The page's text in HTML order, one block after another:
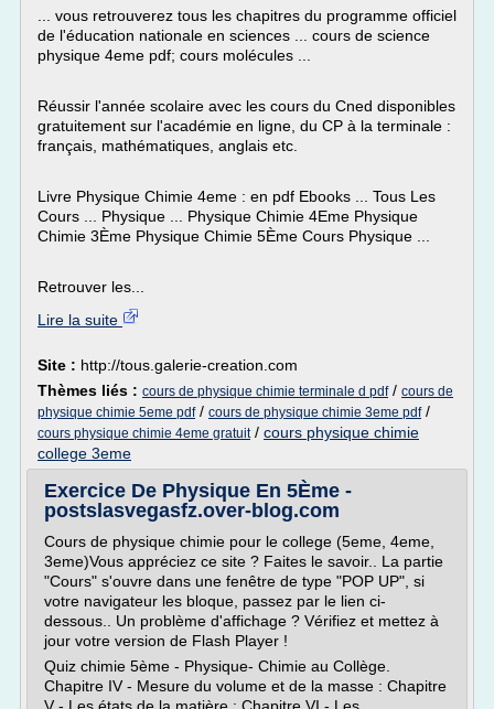
... vous retrouverez tous les chapitres du programme officiel
de l'éducation nationale en sciences ... cours de science
physique 4eme pdf; cours molécules ...
Réussir l'année scolaire avec les cours du Cned disponibles
gratuitement sur l'académie en ligne, du CP à la terminale :
français, mathématiques, anglais etc.
Livre Physique Chimie 4eme : en pdf Ebooks ... Tous Les
Cours ... Physique ... Physique Chimie 4Eme Physique
Chimie 3Ème Physique Chimie 5Ème Cours Physique ...
Retrouver les...
Lire la suite
Site : http://tous.galerie-creation.com
Thèmes liés : cours de physique chimie terminale d pdf/ cours de
physique chimie 5eme pdf/ cours de physique chimie 3eme pdf/
cours physique chimie 4eme gratuit/ cours physique chimie
college 3eme
Exercice De Physique En 5Ème -
postslasvegasfz.over-blog.com
Cours de physique chimie pour le college (5eme, 4eme,
3eme)Vous appréciez ce site ? Faites le savoir.. La partie
"Cours" s'ouvre dans une fenêtre de type "POP UP", si
votre navigateur les bloque, passez par le lien ci-
dessous.. Un problème d'affichage ? Vérifiez et mettez à
jour votre version de Flash Player !
Quiz chimie 5ème - Physique- Chimie au Collège.
Chapitre IV - Mesure du volume et de la masse : Chapitre